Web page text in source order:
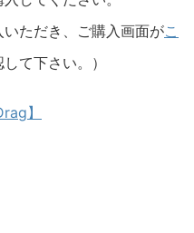
いただき、ご購入画面がこ
て下さい。）
】